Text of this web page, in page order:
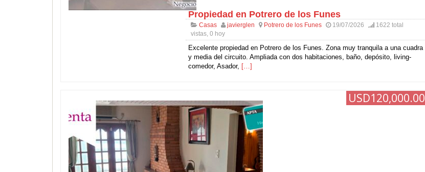
Propiedad en Potrero de los Funes
Casas javierglen Potrero de los Funes 19/07/2026
1622 total
vistas, 0 hoy
Excelente propiedad en Potrero de los Funes. Zona muy tranquila a una cuadra
y media del circuito. Ampliada con dos habitaciones, baño, depósito, living-
comedor, Asador, […]
USD120,000.00